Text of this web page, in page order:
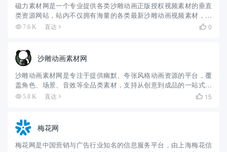
磁力素材网是一个专业提供各类沙雕动画正版授权视频素材的垂直
类资源网站，站内不仅拥有海量的各类最新沙雕动画视频素材，还
有各种沙雕动画制作过程中使用的音频音效、动作预设，甚至还开
7.6 K 直达  0
沙雕动画素材网
沙雕动画素材网是专注于提供幽默、夸张风格动画资源的平台，覆
盖角色、场景、音效等全品类素材，支持从创意到成品的一站式创
作。以下是结合最新资源动态的详细介绍： 国内核心平台：本土化
5.8 K 直达  15
梅花网
梅花网是中国营销与广告行业知名的信息服务平台，由上海梅花信